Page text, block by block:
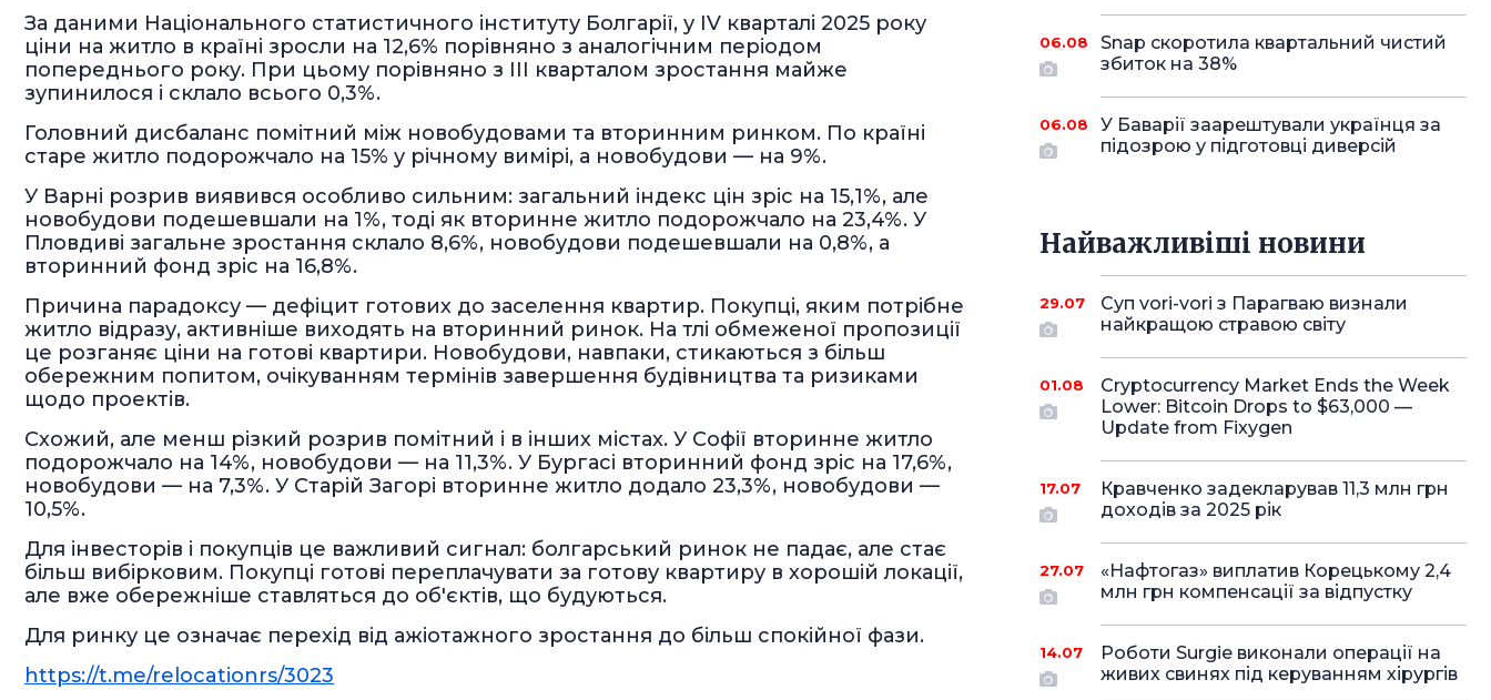
За даними Національного статистичного інституту Болгарії, у IV кварталі 2025 року
ціни на житло в країні зросли на 12,6% порівняно з аналогічним періодом
попереднього року. При цьому порівняно з III кварталом зростання майже
зупинилося і склало всього 0,3%.
Головний дисбаланс помітний між новобудовами та вторинним ринком. По країні
старе житло подорожчало на 15% у річному вимірі, а новобудови — на 9%.
У Варні розрив виявився особливо сильним: загальний індекс цін зріс на 15,1%, але
новобудови подешевшали на 1%, тоді як вторинне житло подорожчало на 23,4%. У
Пловдиві загальне зростання склало 8,6%, новобудови подешевшали на 0,8%, а
вторинний фонд зріс на 16,8%.
Причина парадоксу — дефіцит готових до заселення квартир. Покупці, яким потрібне
житло відразу, активніше виходять на вторинний ринок. На тлі обмеженої пропозиції
це розганяє ціни на готові квартири. Новобудови, навпаки, стикаються з більш
обережним попитом, очікуванням термінів завершення будівництва та ризиками
щодо проектів.
Схожий, але менш різкий розрив помітний і в інших містах. У Софії вторинне житло
подорожчало на 14%, новобудови — на 11,3%. У Бургасі вторинний фонд зріс на 17,6%,
новобудови — на 7,3%. У Старій Загорі вторинне житло додало 23,3%, новобудови —
10,5%.
Для інвесторів і покупців це важливий сигнал: болгарський ринок не падає, але стає
більш вибірковим. Покупці готові переплачувати за готову квартиру в хорошій локації,
але вже обережніше ставляться до об'єктів, що будуються.
Для ринку це означає перехід від ажіотажного зростання до більш спокійної фази.
https://t.me/relocationrs/3023
06.08
Snap скоротила квартальний чистий
збиток на 38%
06.08
У Баварії заарештували українця за
підозрою у підготовці диверсій
Найважливіші новини
29.07
Суп vori-vori з Парагваю визнали
найкращою стравою світу
01.08
Cryptocurrency Market Ends the Week
Lower: Bitcoin Drops to $63,000 —
Update from Fixygen
17.07
Кравченко задекларував 11,3 млн грн
доходів за 2025 рік
27.07
«Нафтогаз» виплатив Корецькому 2,4
млн грн компенсації за відпустку
14.07
Роботи Surgie виконали операції на
живих свинях під керуванням хірургів